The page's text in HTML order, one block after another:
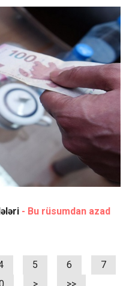
- Bu rüsumdan azad
5 6
7